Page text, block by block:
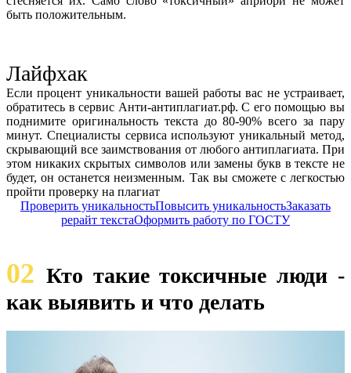
быть положительным.
Лайфхак
Если процент уникальности вашей работы вас не устраивает,
обратитесь в сервис Анти-антиплагиат.рф. С его помощью вы
поднимите оригинальность текста до 80-90% всего за пару
минут. Специалисты сервиса используют уникальный метод,
скрывающий все заимствования от любого антиплагиата. При
этом никаких скрытых символов или замены букв в тексте не
будет, он останется неизменным. Так вы сможете с легкостью
пройти проверку на плагиат
Проверить уникальностьПовысить уникальностьЗаказать
рерайт текстаОформить работу по ГОСТУ
02 Кто такие токсичные люди -
как выявить и что делать